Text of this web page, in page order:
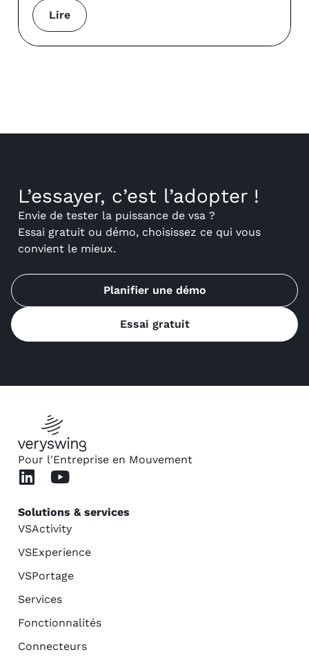
Lire
L’essayer, c’est l’adopter !
Envie de tester la puissance de vsa ?
Essai gratuit ou démo, choisissez ce qui vous
convient le mieux.
Planifier une démo
Essai gratuit
Pour l'Entreprise en Mouvement
Solutions & services
VSActivity
VSExperience
VSPortage
Services
Fonctionnalités
Connecteurs